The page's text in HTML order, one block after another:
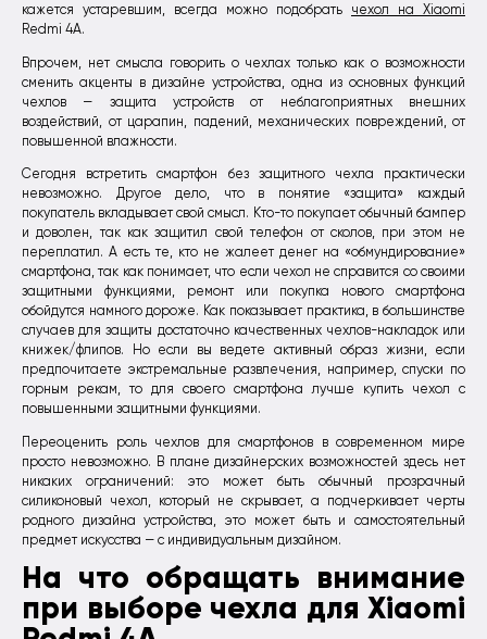
кажется устаревшим, всегда можно подобрать чехол на Xiaomi
Redmi 4A.
Впрочем, нет смысла говорить о чехлах только как о возможности
сменить акценты в дизайне устройства, одна из основных функций
чехлов — защита устройств от неблагоприятных внешних
воздействий, от царапин, падений, механических повреждений, от
повышенной влажности.
Сегодня встретить смартфон без защитного чехла практически
невозможно. Другое дело, что в понятие «защита» каждый
покупатель вкладывает свой смысл. Кто-то покупает обычный бампер
и доволен, так как защитил свой телефон от сколов, при этом не
переплатил. А есть те, кто не жалеет денег на «обмундирование»
смартфона, так как понимает, что если чехол не справится со своими
защитными функциями, ремонт или покупка нового смартфона
обойдутся намного дороже. Как показывает практика, в большинстве
случаев для защиты достаточно качественных чехлов-накладок или
книжек/флипов. Но если вы ведете активный образ жизни, если
предпочитаете экстремальные развлечения, например, спуски по
горным рекам, то для своего смартфона лучше купить чехол с
повышенными защитными функциями.
Переоценить роль чехлов для смартфонов в современном мире
просто невозможно. В плане дизайнерских возможностей здесь нет
никаких ограничений: это может быть обычный прозрачный
силиконовый чехол, который не скрывает, а подчеркивает черты
родного дизайна устройства, это может быть и самостоятельный
предмет искусства — с индивидуальным дизайном.
На что обращать внимание
при выборе чехла для Xiaomi